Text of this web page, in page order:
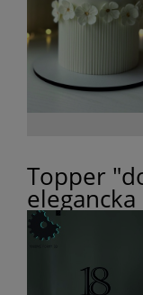
Topper
elegancka